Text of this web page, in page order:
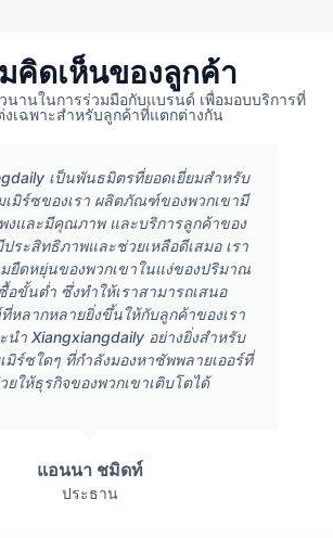
คิดเห็นของลูกค้า
านในการร่วมมือกับแบรนด์ เพื่อมอบบริการที่
เฉพาะสำหรับลูกค้าที่แตกต่างกัน
เป็นพันธมิตรที่ยอดเยี่ยมสำหรับ
เมิร์ซของเรา ผลิตภัณฑ์ของพวกเขามี
งและมีคุณภาพ และบริการลูกค้าของ
ประสิทธิภาพและช่วยเหลือดีเสมอ เรา
ยืดหยุ่นของพวกเขาในแง่ของปริมาณ
อขั้นต่ำ ซึ่งทำให้เราสามารถเสนอ
ลากหลายยิ่งขึ้นให้กับลูกค้าของเรา
นำ Xiangxiangdaily อย่างยิ่งสำหรับ
มิร์ซใดๆ ที่กำลังมองหาซัพพลายเออร์ที่
ยให้ธุรกิจของพวกเขาเติบโตได้
แอนนา ชมิดท์
ประธาน